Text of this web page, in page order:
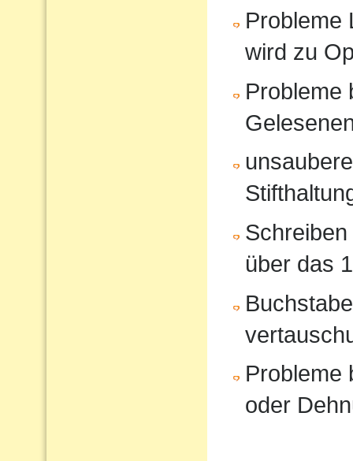
Probleme
wird zu
Probleme
über das
Probleme
oder